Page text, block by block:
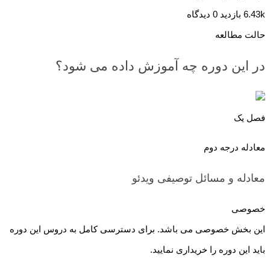
6.43k بازدید
حالت مطالعه
در این دوره چه آموزش داده می شود؟
فصل یک
معادله درجه دوم
معادله و مسائل توصیفی ویدئو
خصوصی
این بخش خصوصی می باشد. برای دسترسی کامل به دروس این دوره
باید این دوره را خریداری نمایید.